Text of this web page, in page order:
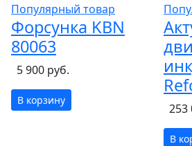
Популярный товар
Форсунка KBN
80063
5 900 руб.
В корзину
253
В